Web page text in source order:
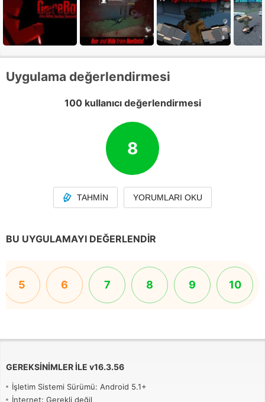
Uygulama değerlendirmesi
100 kullanıcı değerlendirmesi
8
TAHMIN YORUMLARI OKU
BU UYGULAMAYI DEĞERLENDIR
5 6 7 8 9 10
GEREKSINIMLER ILE v16.3.56
İşletim Sistemi Sürümü: Android 5.1+
İnternet: Gerekli değil